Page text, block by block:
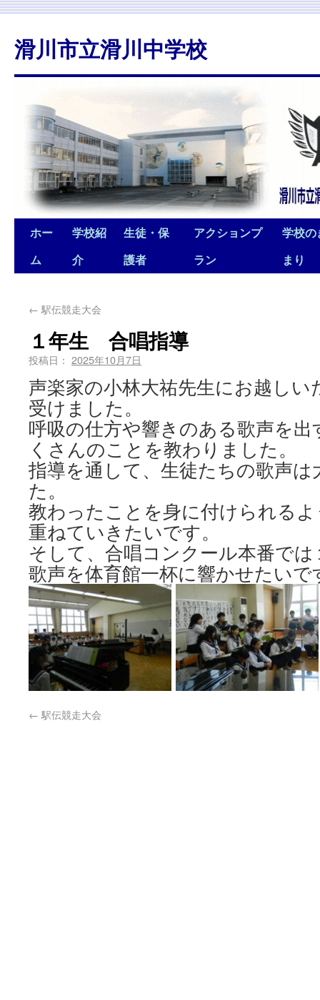
滑川市立滑川中学校
ホー
ム
学校紹
介
生徒・保
護者
アクションプ
ラン
学校の
まり
← 駅伝競走大会
１年生 合唱指導
投稿日： 2025年10月7日
声楽家の小林大祐先生にお越しい
受けました。
呼吸の仕方や響きのある歌声を
くさんのことを教わりました。
指導を通して、生徒たちの歌声
た。
教わったことを身に付けられる
重ねていきたいです。
そして、合唱コンクール本番で
歌声を体育館一杯に響かせたいで
← 駅伝競走大会